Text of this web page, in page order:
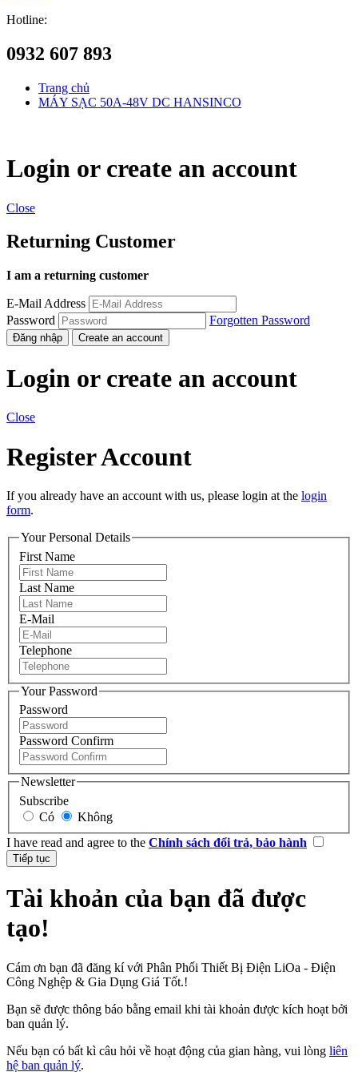
Hotline:
0932 607 893
Trang chủ
MÁY SẠC 50A-48V DC HANSINCO
Login or create an account
Close
Returning Customer
I am a returning customer
E-Mail Address
Password
Forgotten Password
Đăng nhập Create an account
Login or create an account
Close
Register Account
If you already have an account with us, please login at the login
form.
Your Personal Details
First Name
Last Name
E-Mail
Telephone
Your Password
Password
Password Confirm
Newsletter
Subscribe
Có
Không
I have read and agree to the Chính sách đổi trả, bảo hành
Tài khoản của bạn đã được
tạo!
Cám ơn bạn đã đăng kí với Phân Phối Thiết Bị Điện LiOa - Điện
Công Nghệp & Gia Dụng Giá Tốt.!
Bạn sẽ được thông báo bằng email khi tài khoản được kích hoạt bởi
ban quản lý.
Nếu bạn có bất kì câu hỏi về hoạt động của gian hàng, vui lòng liên
hệ ban quản lý.